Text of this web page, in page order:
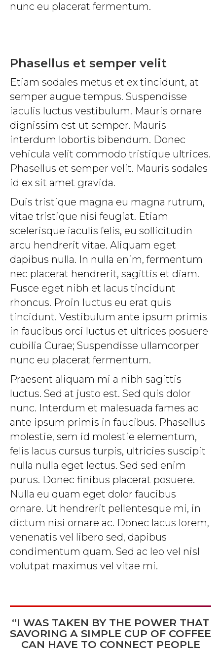
nunc eu placerat fermentum.
Phasellus et semper velit
Etiam sodales metus et ex tincidunt, at
semper augue tempus. Suspendisse
iaculis luctus vestibulum. Mauris ornare
dignissim est ut semper. Mauris
interdum lobortis bibendum. Donec
vehicula velit commodo tristique ultrices.
Phasellus et semper velit. Mauris sodales
id ex sit amet gravida.
Duis tristique magna eu magna rutrum,
vitae tristique nisi feugiat. Etiam
scelerisque iaculis felis, eu sollicitudin
arcu hendrerit vitae. Aliquam eget
dapibus nulla. In nulla enim, fermentum
nec placerat hendrerit, sagittis et diam.
Fusce eget nibh et lacus tincidunt
rhoncus. Proin luctus eu erat quis
tincidunt. Vestibulum ante ipsum primis
in faucibus orci luctus et ultrices posuere
cubilia Curae; Suspendisse ullamcorper
nunc eu placerat fermentum.
Praesent aliquam mi a nibh sagittis
luctus. Sed at justo est. Sed quis dolor
nunc. Interdum et malesuada fames ac
ante ipsum primis in faucibus. Phasellus
molestie, sem id molestie elementum,
felis lacus cursus turpis, ultricies suscipit
nulla nulla eget lectus. Sed sed enim
purus. Donec finibus placerat posuere.
Nulla eu quam eget dolor faucibus
ornare. Ut hendrerit pellentesque mi, in
dictum nisi ornare ac. Donec lacus lorem,
venenatis vel libero sed, dapibus
condimentum quam. Sed ac leo vel nisl
volutpat maximus vel vitae mi.
“I WAS TAKEN BY THE POWER THAT
SAVORING A SIMPLE CUP OF COFFEE
CAN HAVE TO CONNECT PEOPLE